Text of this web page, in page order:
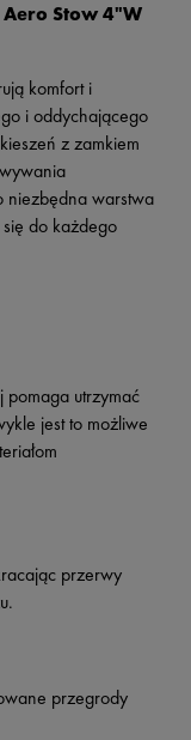
Aero Stow 4"W
komfort i
i oddychającego
z zamkiem
niezbędna warstwa
do każdego
utrzymać
jest to możliwe
przerwy
przegrody